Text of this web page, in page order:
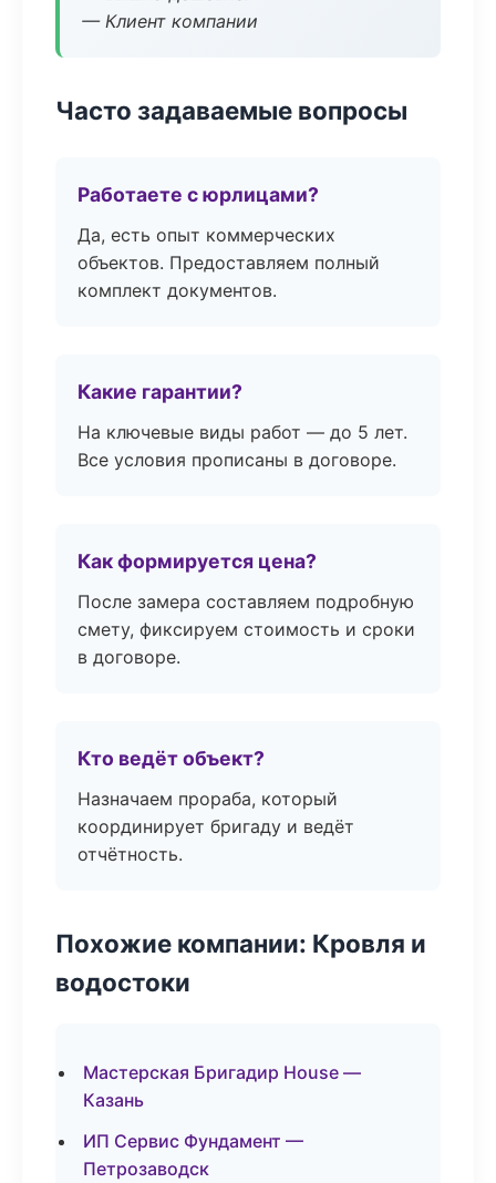
— Клиент компании
Часто задаваемые вопросы
Работаете с юрлицами?
Да, есть опыт коммерческих
объектов. Предоставляем полный
комплект документов.
Какие гарантии?
На ключевые виды работ — до 5 лет.
Все условия прописаны в договоре.
Как формируется цена?
После замера составляем подробную
смету, фиксируем стоимость и сроки
в договоре.
Кто ведёт объект?
Назначаем прораба, который
координирует бригаду и ведёт
отчётность.
Похожие компании: Кровля и
водостоки
Мастерская Бригадир House —
Казань
ИП Сервис Фундамент —
Петрозаводск